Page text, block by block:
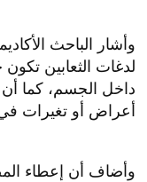
وأشار الباحث
لدغات الثعابين
داخل الجسم، كما
أعراض أو تغيرات
وأضاف أن إعطاء